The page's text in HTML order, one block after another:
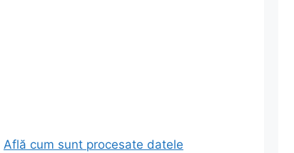
Află cum sunt procesate datele